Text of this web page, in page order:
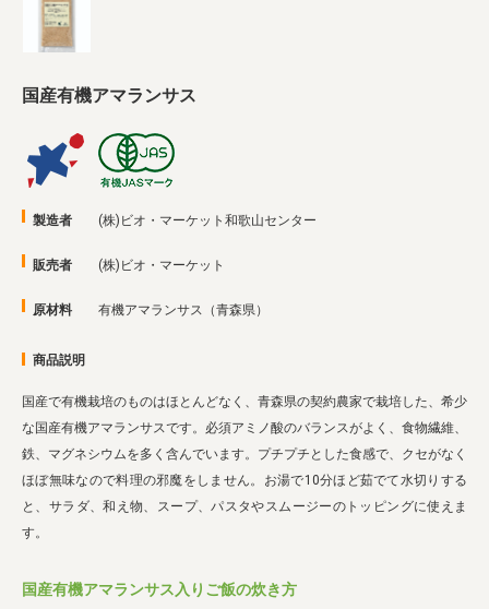
国産有機アマランサス
製造者 (株)ビオ・マーケット和歌山センター
販売者 (株)ビオ・マーケット
原材料 有機アマランサス（青森県）
商品説明
国産で有機栽培のものはほとんどなく、青森県の契約農家で栽培した、希少
な国産有機アマランサスです。必須アミノ酸のバランスがよく、食物繊維、
鉄、マグネシウムを多く含んでいます。プチプチとした食感で、クセがなく
ほぼ無味なので料理の邪魔をしません。お湯で10分ほど茹でて水切りする
と、サラダ、和え物、スープ、パスタやスムージーのトッピングに使えま
す。
国産有機アマランサス入りご飯の炊き方